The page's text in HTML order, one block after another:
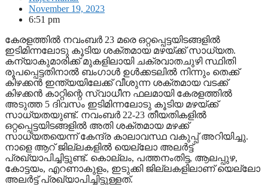
November 19, 2023
6:51 pm
കേരളത്തില്‍ നവംബര്‍ 23 മരെ ഒറ്റപ്പെട്ടയിടങ്ങളില്‍
ഇടിമിന്നലോടു കൂടിയ ശക്തമായ മഴയ്ക്ക് സാധ്യത.
കന്യാകുമാരിക്ക് മുകളിലായി ചക്രവാതചുഴി സ്ഥിതി
രൂപപ്പെട്ടതിനാല്‍ ബംഗാള്‍ ഉള്‍ക്കടലില്‍ നിന്നും തെക്ക്
കിഴക്കന്‍ ഇന്ത്യയിലേക്ക് വീശുന്ന ശക്തമായ വടക്ക്
കിഴക്കന്‍ കാറ്റിന്റെ സ്വാധീന ഫലമായി കേരളത്തില്‍
അടുത്ത 5 ദിവസം ഇടിമിന്നലോടു കൂടിയ മഴയ്ക്ക്
സാധ്യതയുണ്ട്. നവംബര്‍ 22-23 തീയതികളില്‍
ഒറ്റപ്പെട്ടയിടങ്ങളില്‍ അതി ശക്തമായ മഴക്ക്
സാധ്യതയെന്ന് കേന്ദ്ര കാലാവസ്ഥ വകുപ്പ് അറിയിച്ചു.
നാളെ ആറ് ജില്ലകളില്‍ യെല്ലോ അലര്‍ട്ട്
പ്രഖ്യാപിച്ചിട്ടുണ്ട്. കൊല്ലം, പത്തനംതിട്ട, ആലപ്പുഴ,
കോട്ടയം, എറണാകുളം, ഇടുക്കി ജില്ലകളിലാണ് യെല്ലോ
അലര്‍ട്ട് പ്രഖ്യാപിച്ചിട്ടുള്ളത്.